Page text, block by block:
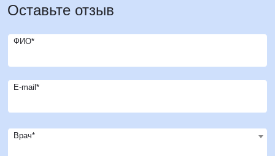
Оставьте отзыв
ФИО*
E-mail*
Врач*